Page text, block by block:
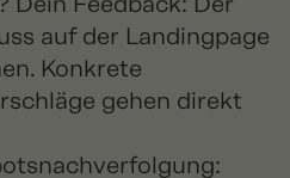
auf der Landingpage
Konkrete
gehen direkt